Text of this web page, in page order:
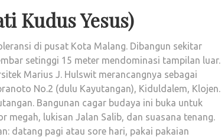
Kudus Yesus)
di pusat Kota Malang. Dibangun sekitar
setinggi 15 meter mendominasi tampilan luar.
Marius J. Hulswit merancangnya sebagai
No.2 (dulu Kayutangan), Kiduldalem, Klojen.
Bangunan cagar budaya ini buka untuk
megah, lukisan Jalan Salib, dan suasana tenang.
datang pagi atau sore hari, pakai pakaian